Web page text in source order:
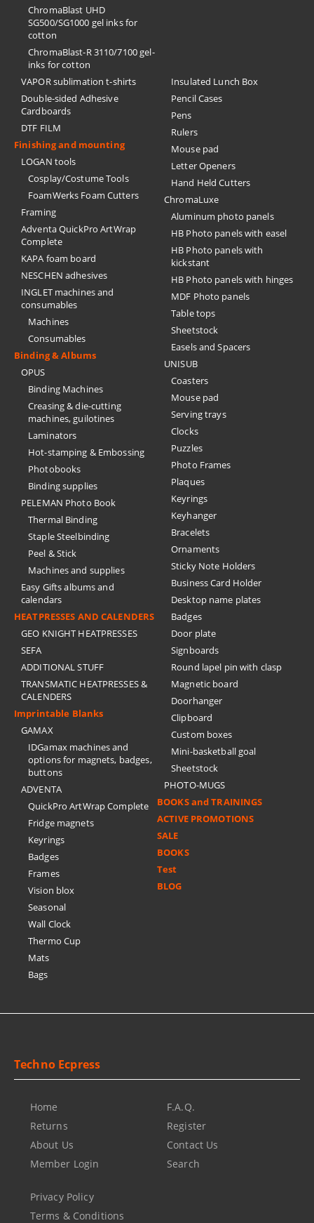
ChromaBlast UHD
SG500/SG1000 gel inks for
cotton
ChromaBlast-R 3110/7100 gel-
inks for cotton
VAPOR sublimation t-shirts
Double-sided Adhesive
Cardboards
DTF FILM
Finishing and mounting
LOGAN tools
Cosplay/Costume Tools
FoamWerks Foam Cutters
Framing
Adventa QuickPro ArtWrap
Complete
KAPA foam board
NESCHEN adhesives
INGLET machines and
consumables
Machines
Consumables
Binding & Albums
OPUS
Binding Machines
Creasing & die-cutting
machines, guilotines
Laminators
Hot-stamping & Embossing
Photobooks
Binding supplies
PELEMAN Photo Book
Thermal Binding
Staple Steelbinding
Peel & Stick
Machines and supplies
Easy Gifts albums and
calendars
HEATPRESSES AND CALENDERS
GEO KNIGHT HEATPRESSES
SEFA
ADDITIONAL STUFF
TRANSMATIC HEATPRESSES &
CALENDERS
Imprintable Blanks
GAMAX
IDGamax machines and
options for magnets, badges,
buttons
ADVENTA
QuickPro ArtWrap Complete
Fridge magnets
Keyrings
Badges
Frames
Vision blox
Seasonal
Wall Clock
Thermo Cup
Mats
Bags
Insulated Lunch Box
Pencil Cases
Pens
Rulers
Mouse pad
Letter Openers
Hand Held Cutters
ChromaLuxe
Aluminum photo panels
HB Photo panels with easel
HB Photo panels with
kickstant
HB Photo panels with hinges
MDF Photo panels
Table tops
Sheetstock
Easels and Spacers
UNISUB
Coasters
Mouse pad
Serving trays
Clocks
Puzzles
Photo Frames
Plaques
Keyrings
Keyhanger
Bracelets
Ornaments
Sticky Note Holders
Business Card Holder
Desktop name plates
Badges
Door plate
Signboards
Round lapel pin with clasp
Magnetic board
Doorhanger
Clipboard
Custom boxes
Mini-basketball goal
Sheetstock
PHOTO-MUGS
BOOKS and TRAININGS
ACTIVE PROMOTIONS
SALE
BOOKS
Test
BLOG
Techno Ecpress
Home
Returns
About Us
Member Login
F.A.Q.
Register
Contact Us
Search
Privacy Policy
Terms & Conditions